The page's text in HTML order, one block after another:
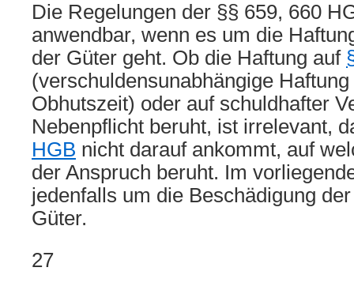
Die Regelungen der §§ 659, 660
anwendbar, wenn es um die
der Güter geht. Ob die Haftung auf
(verschuldensunabhängige
Obhutszeit) oder auf schuldhafter
Nebenpflicht beruht, ist irrelevant,
HGB nicht darauf ankommt, auf
der Anspruch beruht. Im
jedenfalls um die Beschädigung
Güter.
27